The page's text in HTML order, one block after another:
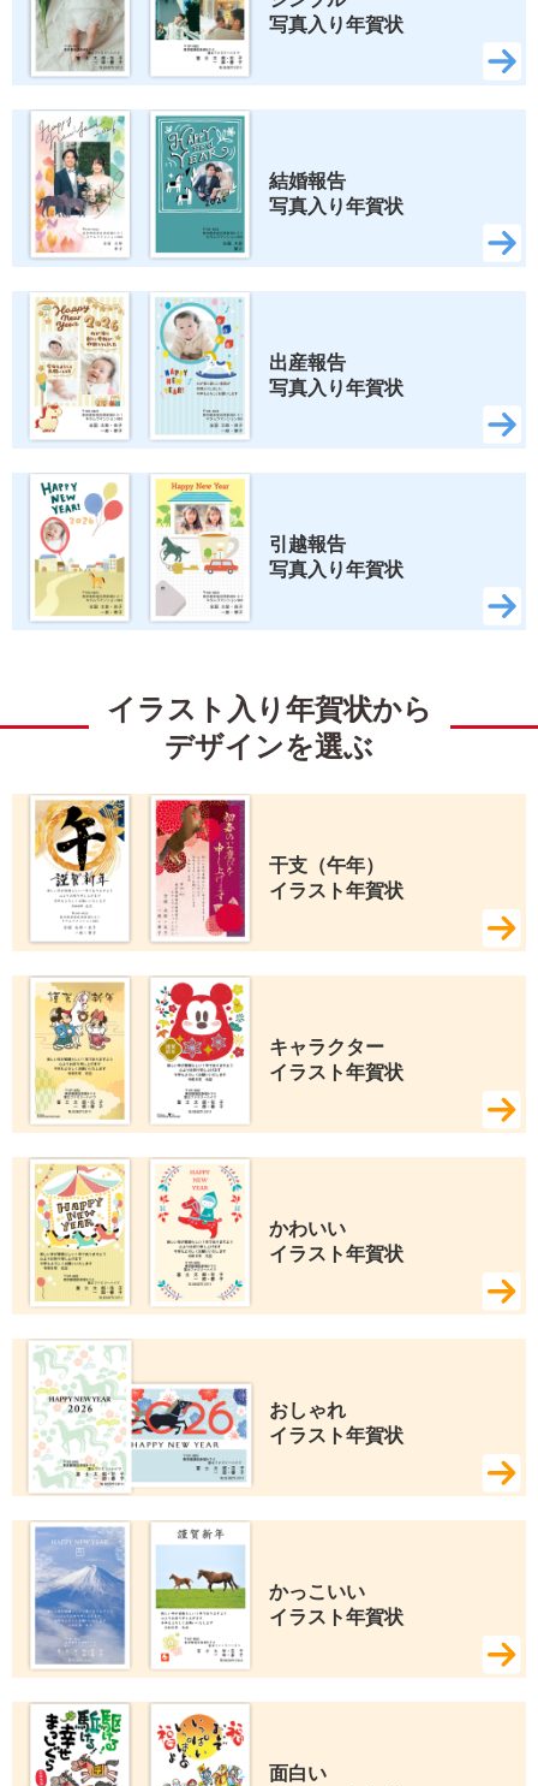
写真入り年賀状
結婚報告
写真入り年賀状
出産報告
写真入り年賀状
引越報告
写真入り年賀状
イラスト入り年賀状から
デザインを選ぶ
干支（午年）
イラスト年賀状
キャラクター
イラスト年賀状
かわいい
イラスト年賀状
おしゃれ
イラスト年賀状
かっこいい
イラスト年賀状
面白い